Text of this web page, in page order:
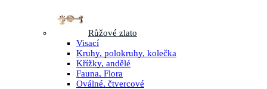
Růžové zlato
Visací
Kruhy, polokruhy, kolečka
Křížky, andělé
Fauna, Flora
Oválné, čtvercové